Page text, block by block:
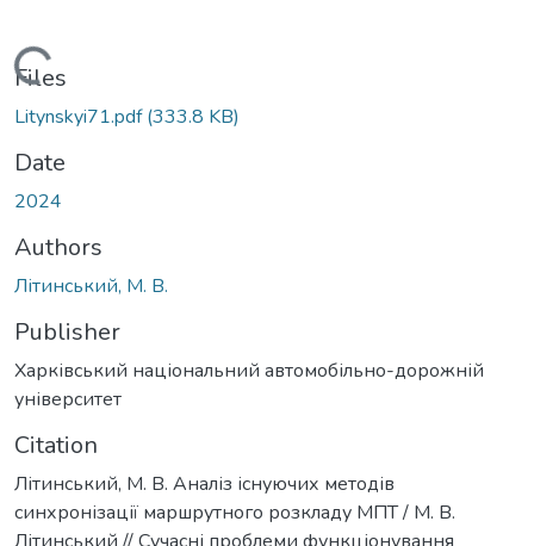
Loading...
Files
Litynskyi71.pdf(333.8 KB)
Date
2024
Authors
Літинський, М. В.
Publisher
Харківський національний автомобільно-дорожній
університет
Citation
Літинський, М. В. Аналіз існуючих методів
синхронізації маршрутного розкладу МПТ / М. В.